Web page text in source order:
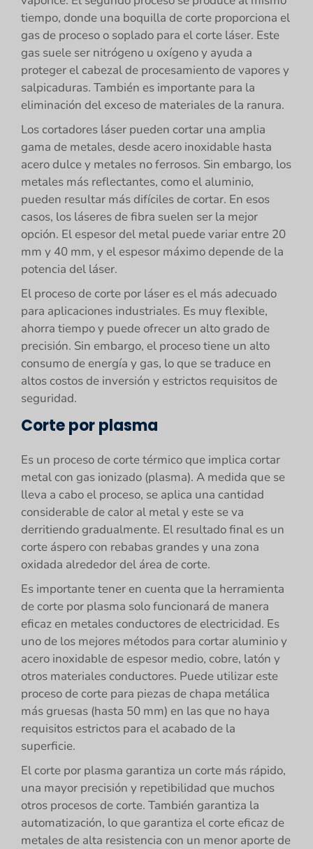
tiempo, donde una boquilla de corte proporciona el
gas de proceso o soplado para el corte láser. Este
gas suele ser nitrógeno u oxígeno y ayuda a
proteger el cabezal de procesamiento de vapores y
salpicaduras. También es importante para la
eliminación del exceso de materiales de la ranura.
Los cortadores láser pueden cortar una amplia
gama de metales, desde acero inoxidable hasta
acero dulce y metales no ferrosos. Sin embargo, los
metales más reflectantes, como el aluminio,
pueden resultar más difíciles de cortar. En esos
casos, los láseres de fibra suelen ser la mejor
opción. El espesor del metal puede variar entre 20
mm y 40 mm, y el espesor máximo depende de la
potencia del láser.
El proceso de corte por láser es el más adecuado
para aplicaciones industriales. Es muy flexible,
ahorra tiempo y puede ofrecer un alto grado de
precisión. Sin embargo, el proceso tiene un alto
consumo de energía y gas, lo que se traduce en
altos costos de inversión y estrictos requisitos de
seguridad.
Corte por plasma
Es un proceso de corte térmico que implica cortar
metal con gas ionizado (plasma). A medida que se
lleva a cabo el proceso, se aplica una cantidad
considerable de calor al metal y este se va
derritiendo gradualmente. El resultado final es un
corte áspero con rebabas grandes y una zona
oxidada alrededor del área de corte.
Es importante tener en cuenta que la herramienta
de corte por plasma solo funcionará de manera
eficaz en metales conductores de electricidad. Es
uno de los mejores métodos para cortar aluminio y
acero inoxidable de espesor medio, cobre, latón y
otros materiales conductores. Puede utilizar este
proceso de corte para piezas de chapa metálica
más gruesas (hasta 50 mm) en las que no haya
requisitos estrictos para el acabado de la
superficie.
El corte por plasma garantiza un corte más rápido,
una mayor precisión y repetibilidad que muchos
otros procesos de corte. También garantiza la
automatización, lo que garantiza el corte eficaz de
metales de alta resistencia con un menor aporte de